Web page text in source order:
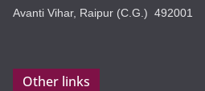
Avanti Vihar, Raipur (C.G.) 492001
Other links